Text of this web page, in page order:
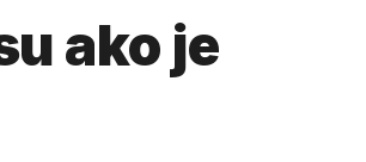
ako je